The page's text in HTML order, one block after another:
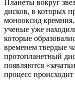
Планеты вокруг
дисков, в которых
монооксид
ученые уже
которые
временем твердые
протопланетный
появляются
процесс